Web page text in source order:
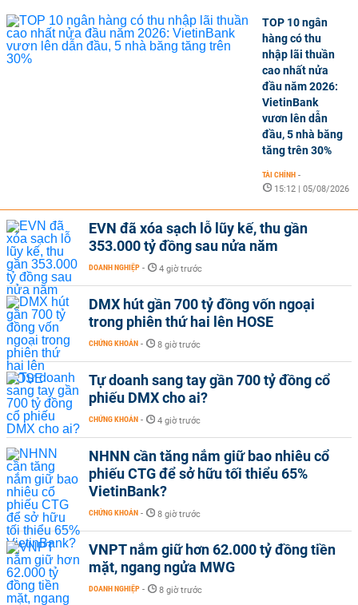
TOP 10 ngân
hàng có thu
nhập lãi thuần
cao nhất nửa
đầu năm 2026:
VietinBank
vươn lên dẫn
đầu, 5 nhà băng
tăng trên 30%
TÀI CHÍNH -
15:12 | 05/08/2026
EVN đã xóa sạch lỗ lũy kế, thu gần
353.000 tỷ đồng sau nửa năm
DOANH NGHIỆP - 4 giờ trước
DMX hút gần 700 tỷ đồng vốn ngoại
trong phiên thứ hai lên HOSE
CHỨNG KHOÁN - 8 giờ trước
Tự doanh sang tay gần 700 tỷ đồng cổ
phiếu DMX cho ai?
CHỨNG KHOÁN - 4 giờ trước
NHNN cần tăng nắm giữ bao nhiêu cổ
phiếu CTG để sở hữu tối thiểu 65%
VietinBank?
CHỨNG KHOÁN - 8 giờ trước
VNPT nắm giữ hơn 62.000 tỷ đồng tiền
mặt, ngang ngửa MWG
DOANH NGHIỆP - 8 giờ trước